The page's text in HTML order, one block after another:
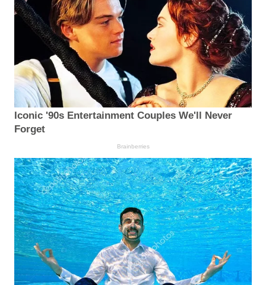
Iconic '90s Entertainment Couples We'll Never
Forget
Brainberries